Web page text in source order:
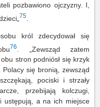
pozbawiono ojczyzny. I,
75
król zdecydował się
76
. „Zewsząd zatem
stron podniósł się krzyk
się bronią, zewsząd
pociski i strzały
przebijają kolczugi,
ustępują, a na ich miejsce